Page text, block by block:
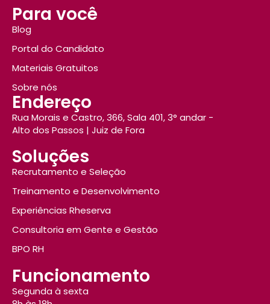
Para você
Blog
Portal do Candidato
Materiais Gratuitos
Sobre nós
Endereço
Rua Morais e Castro, 366, Sala 401, 3° andar -
Alto dos Passos | Juiz de Fora
Soluções
Recrutamento e Seleção
Treinamento e Desenvolvimento
Experiências Rheserva
Consultoria em Gente e Gestão
BPO RH
Funcionamento
Segunda à sexta